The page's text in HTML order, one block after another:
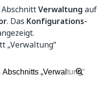
Verwaltung auf
. Das Konfigurations-
„Verwaltung“